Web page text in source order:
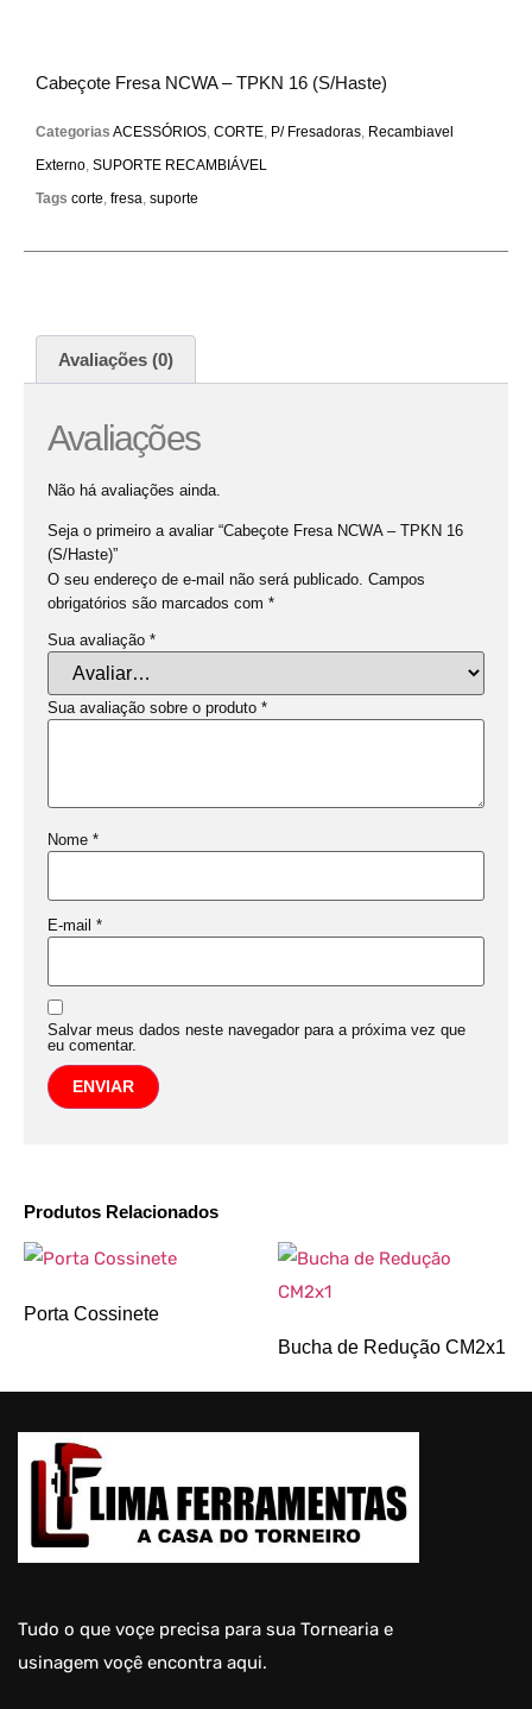
Produtos Relacionados
Porta Cossinete
Bucha de Redução CM2x1
Cabeçote Fresa NCWA – TPKN 16 (S/Haste)
Categorias ACESSÓRIOS, CORTE, P/ Fresadoras, Recambiavel
Externo, SUPORTE RECAMBIÁVEL
Tags corte, fresa, suporte
Avaliações (0)
Avaliações
Não há avaliações ainda.
Seja o primeiro a avaliar “Cabeçote Fresa NCWA – TPKN 16
(S/Haste)”
O seu endereço de e-mail não será publicado. Campos
obrigatórios são marcados com *
Sua avaliação *
Sua avaliação sobre o produto *
Nome *
E-mail *
Salvar meus dados neste navegador para a próxima vez que
eu comentar.
Tudo o que voçe precisa para sua Tornearia e
usinagem voçê encontra aqui.